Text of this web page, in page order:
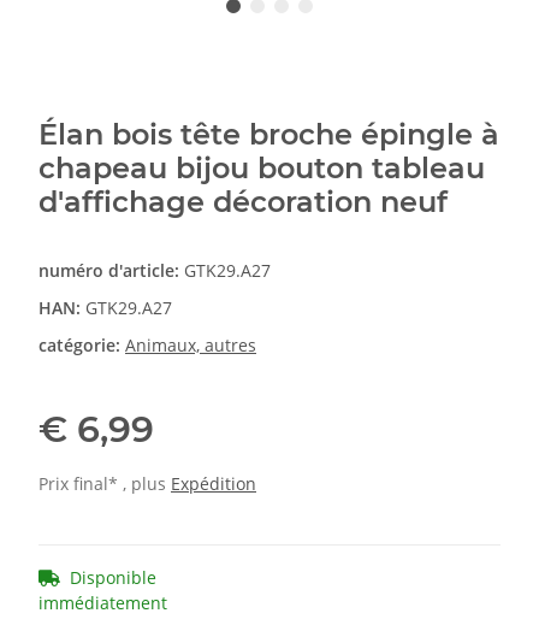
Élan bois tête broche épingle à
chapeau bijou bouton tableau
d'affichage décoration neuf
numéro d'article: GTK29.A27
HAN: GTK29.A27
catégorie: Animaux, autres
€ 6,99
Prix final* , plus Expédition
Disponible
immédiatement